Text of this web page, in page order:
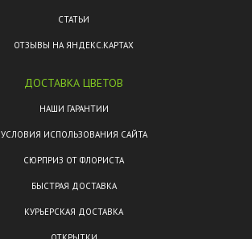
СТАТЬИ
ОТЗЫВЫ НА ЯНДЕКС.КАРТАХ
ДОСТАВКА ЦВЕТОВ
НАШИ ГАРАНТИИ
УСЛОВИЯ ИСПОЛЬЗОВАНИЯ САЙТА
СЮРПРИЗ ОТ ФЛОРИСТА
БЫСТРАЯ ДОСТАВКА
КУРЬЕРСКАЯ ДОСТАВКА